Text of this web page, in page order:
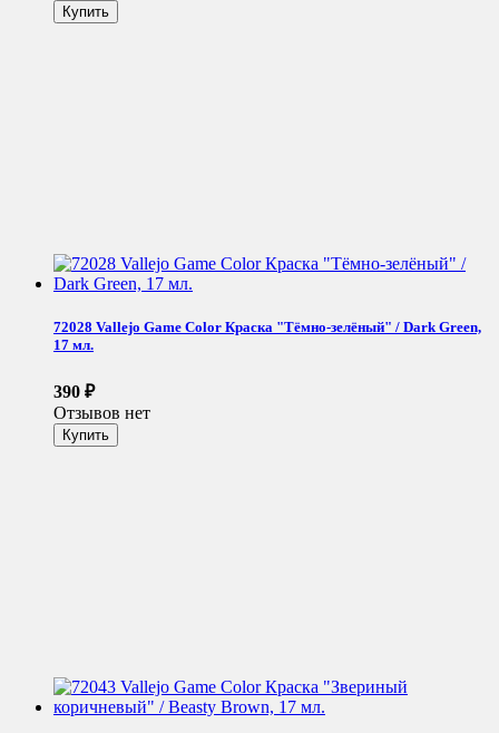
72028 Vallejo Game Color Краска "Тёмно-зелёный" / Dark Green,
17 мл.
390 ₽
Отзывов нет